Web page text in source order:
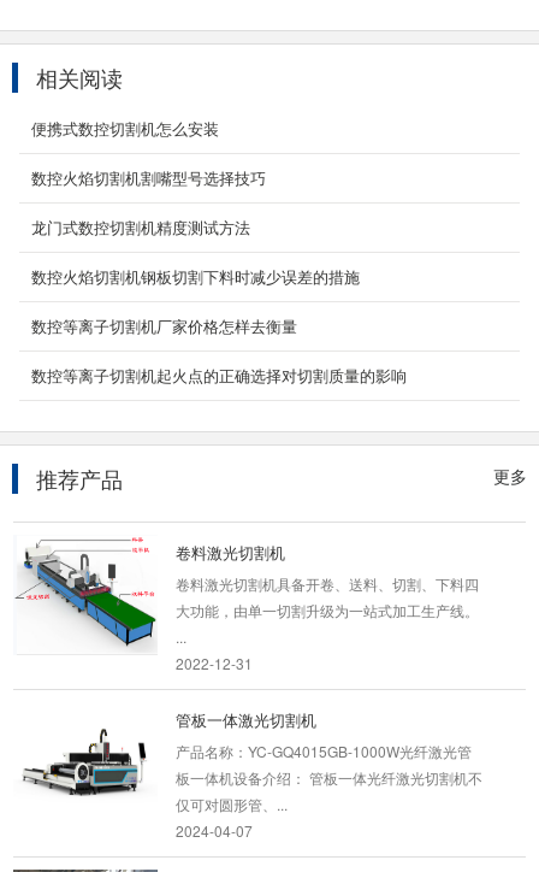
相关阅读
便携式数控切割机怎么安装
数控火焰切割机割嘴型号选择技巧
龙门式数控切割机精度测试方法
数控火焰切割机钢板切割下料时减少误差的措施
数控等离子切割机厂家价格怎样去衡量
数控等离子切割机起火点的正确选择对切割质量的影响
更多
推荐产品
便携式数控切割机
子切割机 ...
2021-02-12
管全自动上下料激光切割机,风管激光下料机,旋
转平台光...
2022-02-17
3000W光纤激光切割机
率光纤激光切割机机床，有效切割范围：
卷料激光切割机
卷料激光切割机具备开卷、送料、切割、下料四
大功能，由单一切割升级为一站式加工生产线。
2022-12-31
管板一体激光切割机
产品名称：YC-GQ4015GB-1000W光纤激光管
板一体机设备介绍： 管板一体光纤激光切割机不
仅可对圆形管、...
2024-04-07